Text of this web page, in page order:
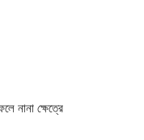
নানা ক্ষেত্রে